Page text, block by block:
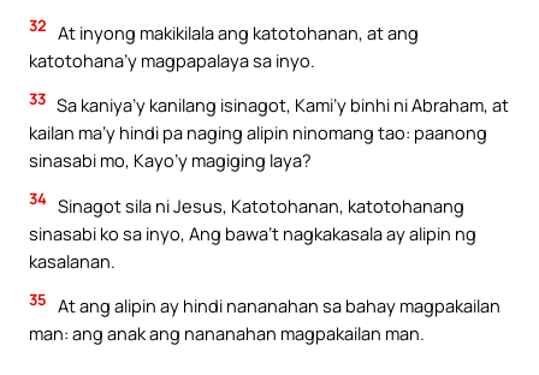
32 At inyong makikilala ang katotohanan, at ang
katotohana’y magpapalaya sa inyo.
33 Sa kaniya’y kanilang isinagot, Kami’y binhi ni Abraham, at
kailan ma’y hindi pa naging alipin ninomang tao: paanong
sinasabi mo, Kayo’y magiging laya?
34 Sinagot sila ni Jesus, Katotohanan, katotohanang
sinasabi ko sa inyo, Ang bawa’t nagkakasala ay alipin ng
kasalanan.
35 At ang alipin ay hindi nananahan sa bahay magpakailan
man: ang anak ang nananahan magpakailan man.